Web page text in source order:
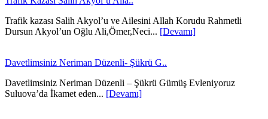
Trafik kazası Salih Akyol’u ve Ailesini Allah Korudu Rahmetli
Dursun Akyol’un Oğlu Ali,Ömer,Neci... [Devamı]
Davetlimsiniz Neriman Düzenli- Şükrü G..
Davetlimsiniz Neriman Düzenli – Şükrü Gümüş Evleniyoruz
Suluova’da İkamet eden... [Devamı]